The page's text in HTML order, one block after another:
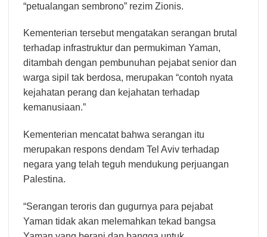
“petualangan sembrono” rezim Zionis.
Kementerian tersebut mengatakan serangan brutal
terhadap infrastruktur dan permukiman Yaman,
ditambah dengan pembunuhan pejabat senior dan
warga sipil tak berdosa, merupakan “contoh nyata
kejahatan perang dan kejahatan terhadap
kemanusiaan.”
Kementerian mencatat bahwa serangan itu
merupakan respons dendam Tel Aviv terhadap
negara yang telah teguh mendukung perjuangan
Palestina.
“Serangan teroris dan gugurnya para pejabat
Yaman tidak akan melemahkan tekad bangsa